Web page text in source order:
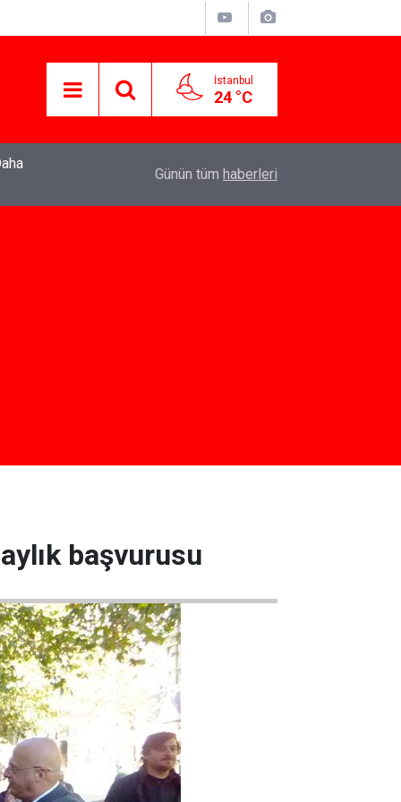
İstanbul
24 °C
Özlem Drahyalı Kimdir, Nereli ve Kaç
Günün tüm haberleri
başvurusu